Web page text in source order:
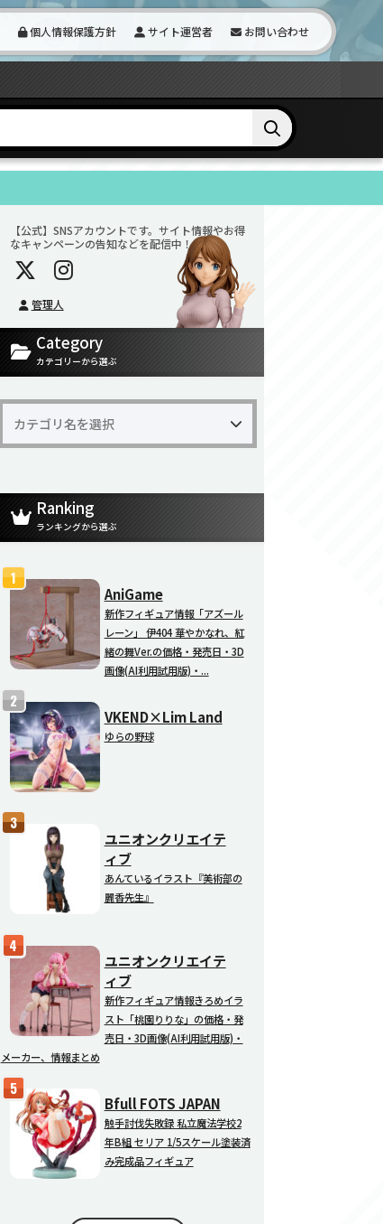
個人情報保護方針 サイト運営者 お問い合わせ
【公式】SNSアカウントです。サイト情報やお得
なキャンペーンの告知などを配信中！
管理人
Category
カテゴリーから選ぶ
Ranking
ランキングから選ぶ
AniGame
新作フィギュア情報「アズール
レーン」 伊404 華やかなれ、紅
緒の舞Ver.の価格・発売日・3D
画像(AI利用試用版)・...
VKEND×Lim Land
ゆらの野球
ユニオンクリエイテ
ィブ
あんているイラスト『美術部の
麗香先生』
ユニオンクリエイテ
ィブ
新作フィギュア情報きろめイラ
スト「桃園りりな」の価格・発
売日・3D画像(AI利用試用版)・
メーカー、情報まとめ
Bfull FOTS JAPAN
触手討伐失敗録 私立魔法学校2
年B組 セリア 1/5スケール塗装済
み完成品フィギュア